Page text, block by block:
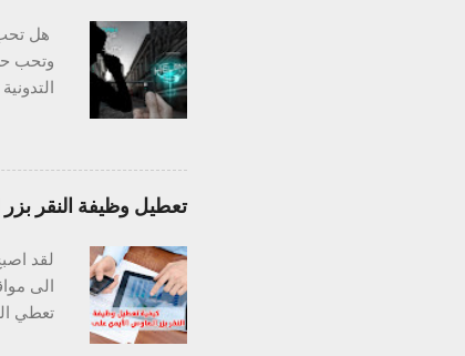
فعال
هل
وتحب
اسمها
كراج
تعطيل وظيفة النقر
لقد
الى
تعطي